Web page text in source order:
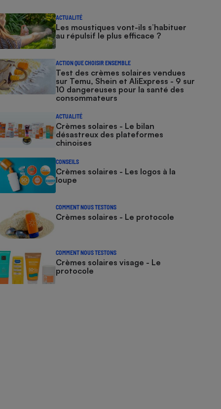
ACTUALITÉ
Les moustiques vont-ils s’habituer
au répulsif le plus efficace ?
ACTION QUE CHOISIR ENSEMBLE
Test des crèmes solaires vendues
sur Temu, Shein et AliExpress - 9 sur
10 dangereuses pour la santé des
consommateurs
ACTUALITÉ
Crèmes solaires - Le bilan
désastreux des plateformes
chinoises
CONSEILS
Crèmes solaires - Les logos à la
loupe
COMMENT NOUS TESTONS
Crèmes solaires - Le protocole
COMMENT NOUS TESTONS
Crèmes solaires visage - Le
protocole